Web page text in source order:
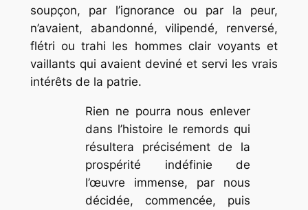
soupçon, par l’ignorance ou par la peur,
n’avaient, abandonné, vilipendé, renversé,
flétri ou trahi les hommes clair voyants et
vaillants qui avaient deviné et servi les vrais
intérêts de la patrie.
Rien ne pourra nous enlever
dans l’histoire le remords qui
résultera précisément de la
prospérité indéfinie de
l’œuvre immense, par nous
décidée, commencée, puis